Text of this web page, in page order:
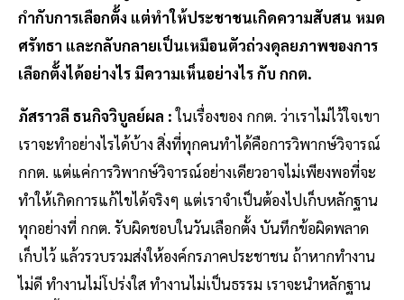
กำกับการเลือกตั้ง แต่ทำให้ประชาชนเกิดความสับสน หมด
ศรัทธา และกลับกลายเป็นเหมือนตัวถ่วงดุลยภาพของการ
เลือกตั้งได้อย่างไร มีความเห็นอย่างไร กับ กกต.
ภัสราวลี ธนกิจวิบูลย์ผล :ในเรื่องของ กกต. ว่าเราไม่ไว้ใจเขา
เราจะทำอย่างไรได้บ้าง สิ่งที่ทุกคนทำได้คือการวิพากษ์วิจารณ์
กกต. แต่แค่การวิพากษ์วิจารณ์อย่างเดียวอาจไม่เพียงพอที่จะ
ทำให้เกิดการแก้ไขได้จริงๆ แต่เราจำเป็นต้องไปเก็บหลักฐาน
ทุกอย่างที่ กกต. รับผิดชอบในวันเลือกตั้ง บันทึกข้อผิดพลาด
เก็บไว้ แล้วรวบรวมส่งให้องค์กรภาคประชาชน ถ้าหากทำงาน
ไม่ดี ทำงานไม่โปร่งใส ทำงานไม่เป็นธรรม เราจะนำหลักฐาน